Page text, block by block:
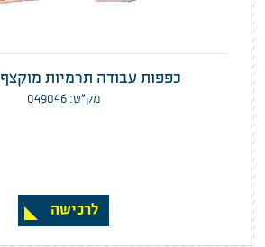
כפפות עבודה תרמיות מוקצף SIGNET
מק”ט: 049046
לרכישה